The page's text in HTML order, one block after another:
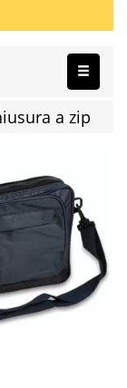
a zip